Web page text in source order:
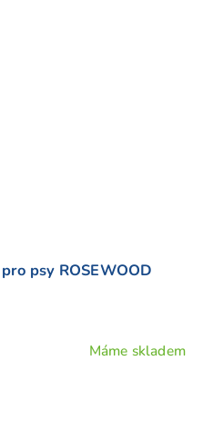
psy ROSEWOOD
Máme skladem